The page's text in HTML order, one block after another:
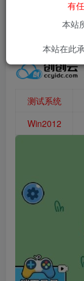
果由使
测试系统
Win2012
有
本站
本站在此